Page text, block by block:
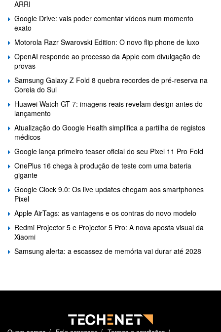
ARRI
Google Drive: vais poder comentar vídeos num momento
exato
Motorola Razr Swarovski Edition: O novo flip phone de luxo
OpenAI responde ao processo da Apple com divulgação de
provas
Samsung Galaxy Z Fold 8 quebra recordes de pré-reserva na
Coreia do Sul
Huawei Watch GT 7: imagens reais revelam design antes do
lançamento
Atualização do Google Health simplifica a partilha de registos
médicos
Google lança primeiro teaser oficial do seu Pixel 11 Pro Fold
OnePlus 16 chega à produção de teste com uma bateria
gigante
Google Clock 9.0: Os live updates chegam aos smartphones
Pixel
Apple AirTags: as vantagens e os contras do novo modelo
Redmi Projector 5 e Projector 5 Pro: A nova aposta visual da
Xiaomi
Samsung alerta: a escassez de memória vai durar até 2028